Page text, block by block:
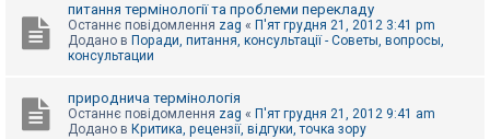
питання термінології та проблеми перекладу
Останнє повідомлення zag « П'ят грудня 21, 2012 3:41 pm
Додано в Поради, питання, консультації - Советы, вопросы,
консультации
природнича термінологія
Останнє повідомлення zag « П'ят грудня 21, 2012 9:41 am
Додано в Критика, рецензії, відгуки, точка зору